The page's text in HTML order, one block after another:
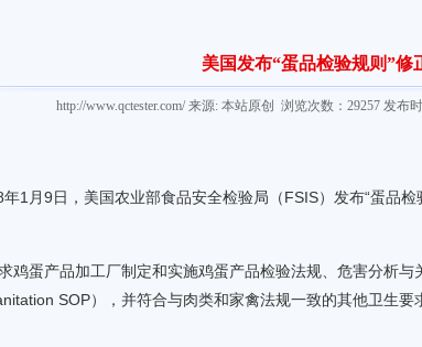
美国发布“蛋品检验规则”修
http://www.qctester.com/ 来源: 本站原创 浏览次数：29257 发布
1月9日， 美国农业部食品安全检验局（FSIS）发布“蛋品检
蛋产品加工厂制定和实施鸡蛋产品检验法规、危害分析与
SOP），并符合与肉类和家禽法规一致的其他卫生要